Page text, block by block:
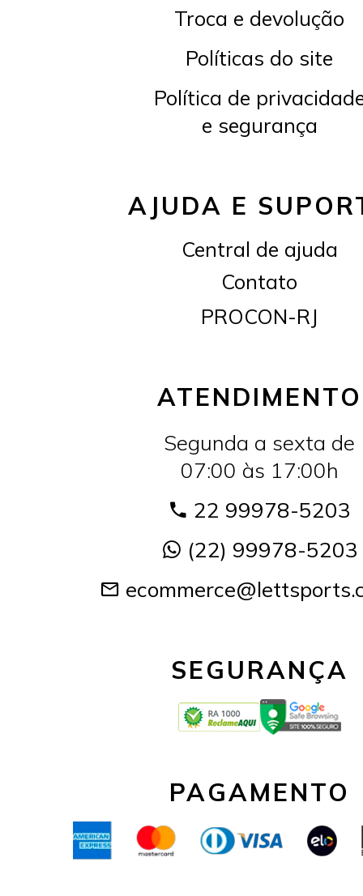
Troca e devolução
Políticas do site
Política de
e segurança
AJUDA E
Central de ajuda
Contato
PROCON-RJ
ATENDIMENTO
Segunda a sexta de
07:00 às 17:00h
22 99978-5203
(22) 99978-5203
SEGURANÇA
PAGAMENTO